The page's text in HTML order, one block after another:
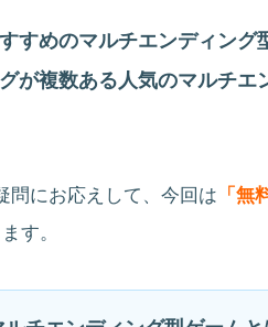
すすめのマルチエンディン
グが複数ある人気のマルチ
問にお応えして、今回は 「
す。